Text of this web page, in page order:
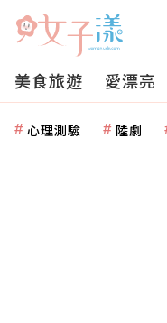
美食旅遊 愛漂亮
心理測驗 陸劇